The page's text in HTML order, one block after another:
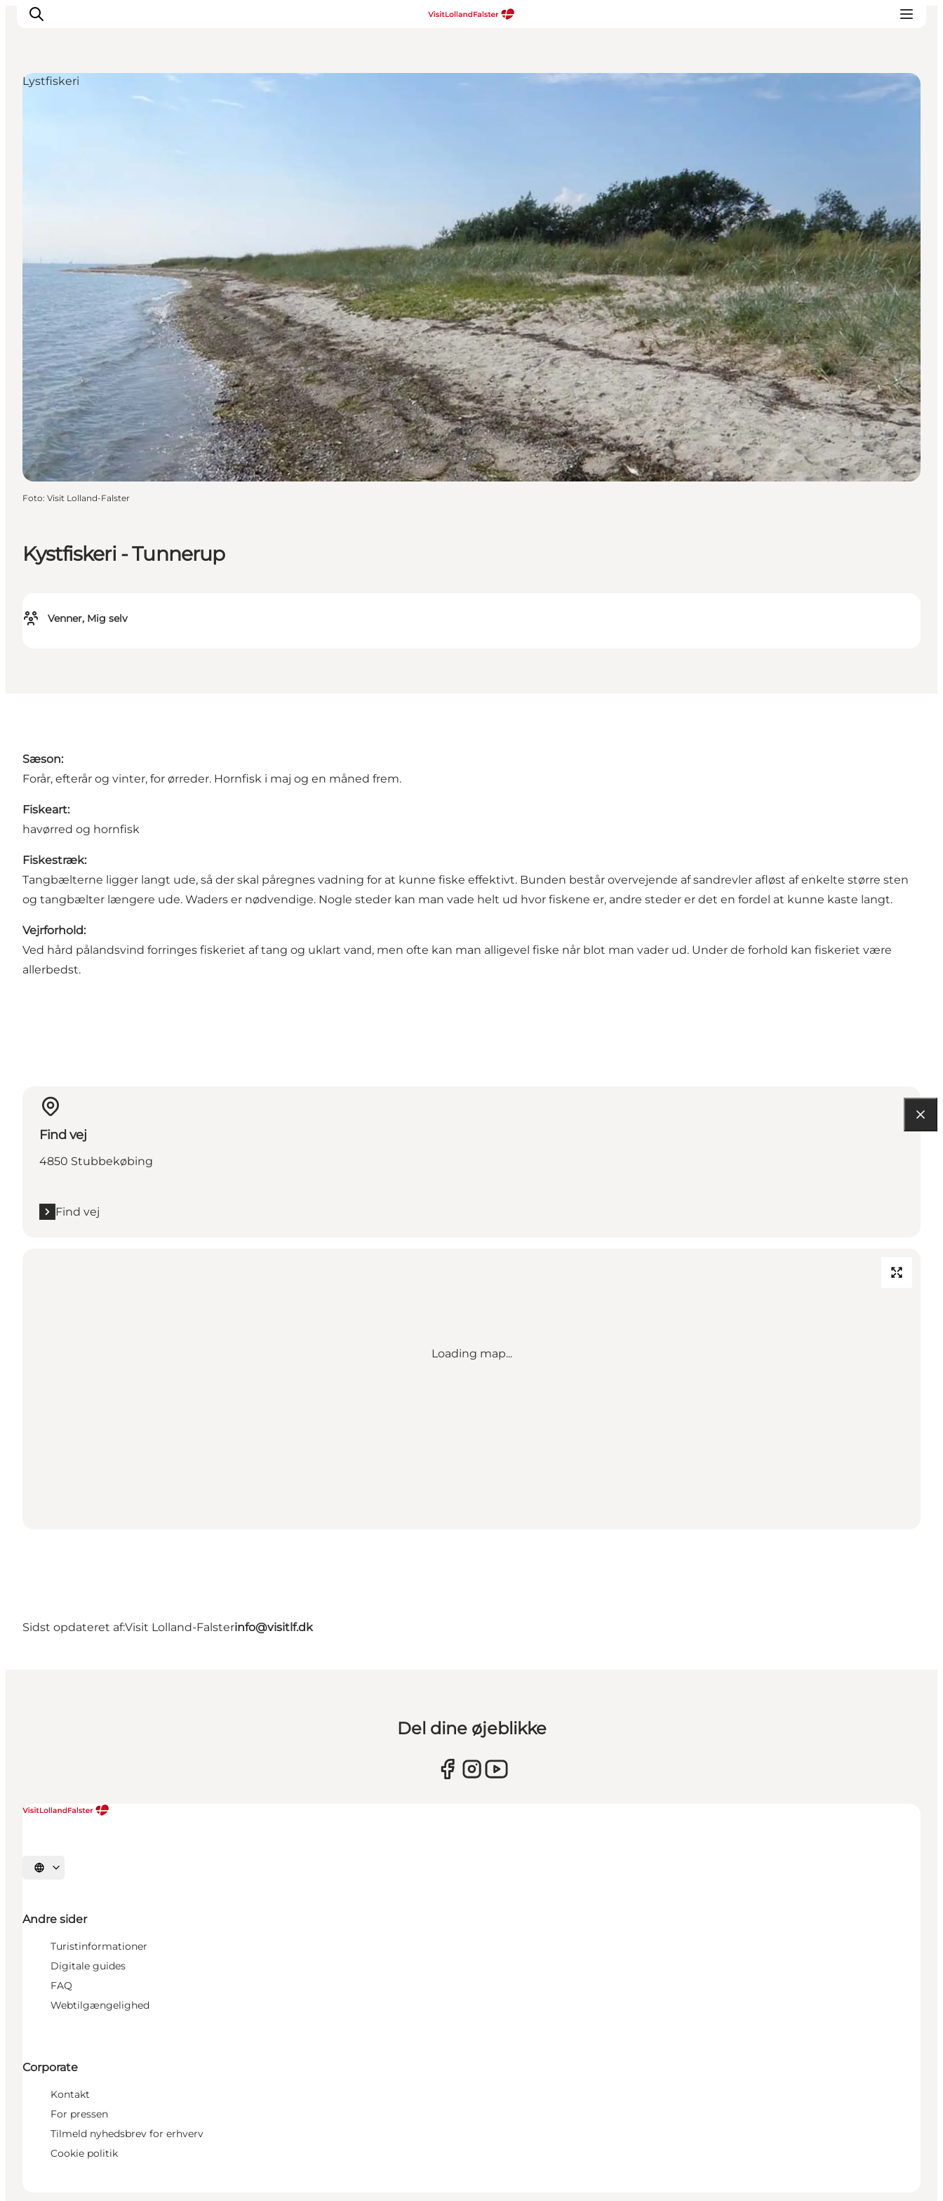
Kystfiskeri - Tunnerup
Venner, Mig selv
Lystfiskeri
Foto: Visit Lolland-Falster
Sæson:
Forår, efterår og vinter, for ørreder. Hornfisk i maj og en måned frem.
Fiskeart:
havørred og hornfisk
Fiskestræk:
Tangbælterne ligger langt ude, så der skal påregnes vadning for at kunne fiske effektivt. Bunden består overvejende af sandrevler afløst af enkelte større sten
og tangbælter længere ude. Waders er nødvendige. Nogle steder kan man vade helt ud hvor fiskene er, andre steder er det en fordel at kunne kaste langt.
Vejrforhold:
Ved hård pålandsvind forringes fiskeriet af tang og uklart vand, men ofte kan man alligevel fiske når blot man vader ud. Under de forhold kan fiskeriet være
allerbedst.
Find vej
4850 Stubbekøbing
Find vej
Loading map...
Sidst opdateret af:Visit Lolland-Falsterinfo@visitlf.dk
Del dine øjeblikke
Vælg sprog
Andre sider
Turistinformationer
Digitale guides
FAQ
Webtilgængelighed
Corporate
Kontakt
For pressen
Tilmeld nyhedsbrev for erhverv
Cookie politik